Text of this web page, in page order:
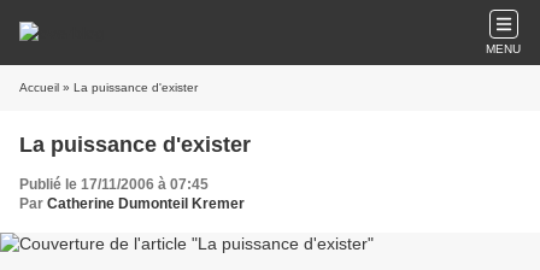
MENU
Accueil » La puissance d'exister
La puissance d'exister
Publié le 17/11/2006 à 07:45
Par Catherine Dumonteil Kremer